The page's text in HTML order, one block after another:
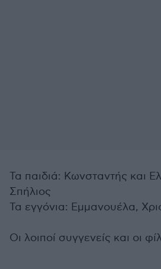
Τα παιδιά: Κωνσταντής και
Σπήλιος
Τα εγγόνια: Εμμανουέλα,
Οι λοιποί συγγενείς και οι